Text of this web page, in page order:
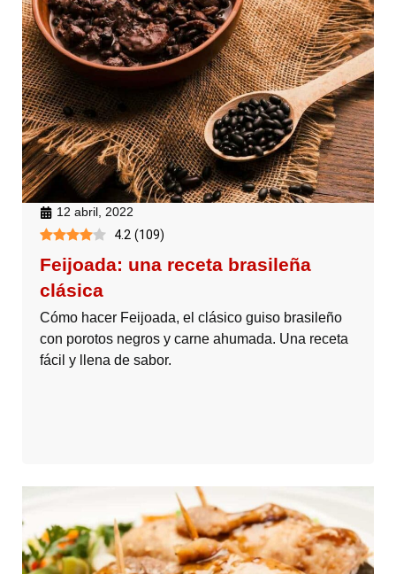
12 abril, 2022
4.2 (109)
Feijoada: una receta brasileña
clásica
Cómo hacer Feijoada, el clásico guiso brasileño
con porotos negros y carne ahumada. Una receta
fácil y llena de sabor.